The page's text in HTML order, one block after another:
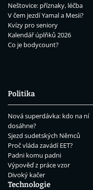
Neštovice: příznaky, léčba
V čem jezdí Yamal a Mesii?
Kvízy pro seniory
Kalendář úplňků 2026
Co je bodycount?
Politika
Nová superdávka: kdo na ní
dosáhne?
Sjezd sudetských Němců
Proč vláda zavádí EET?
Padni komu padni
Výpověď z práce vzor
Divoký kačer
Technologie